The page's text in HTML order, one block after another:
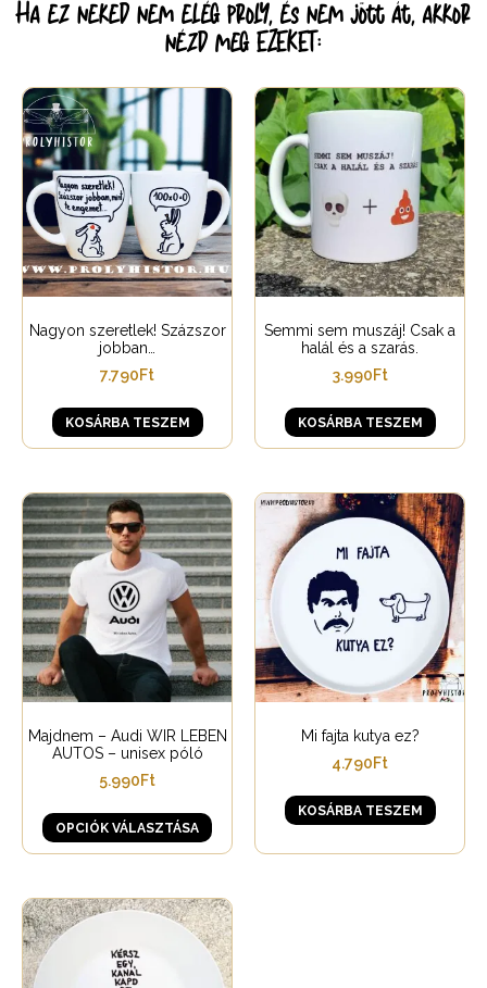
Ha ez neked nem elég proly, és nem jött át, akkor
nézd meg EZEKET:
Nagyon szeretlek! Százszor
jobban…
7.790Ft
KOSÁRBA TESZEM
Semmi sem muszáj! Csak a
halál és a szarás.
3.990Ft
KOSÁRBA TESZEM
Majdnem – Audi WIR LEBEN
AUTOS – unisex póló
5.990Ft
OPCIÓK VÁLASZTÁSA
Mi fajta kutya ez?
4.790Ft
KOSÁRBA TESZEM